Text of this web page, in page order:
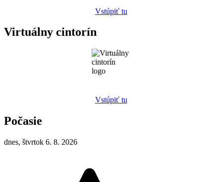
Vstúpiť tu
Virtuálny cintorín
Vstúpiť tu
Počasie
dnes, štvrtok 6. 8. 2026